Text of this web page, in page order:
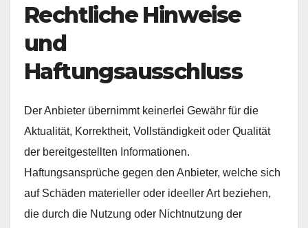
Rechtliche Hinweise
und
Haftungsausschluss
Der Anbieter übernimmt keinerlei Gewähr für die
Aktualität, Korrektheit, Vollständigkeit oder Qualität
der bereitgestellten Informationen.
Haftungsansprüche gegen den Anbieter, welche sich
auf Schäden materieller oder ideeller Art beziehen,
die durch die Nutzung oder Nichtnutzung der